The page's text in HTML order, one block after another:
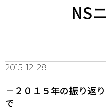
NS
2015-12-28
－２０１５年の振り返
で